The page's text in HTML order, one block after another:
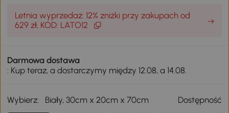
Letnia wyprzedaż: 12% zniżki przy zakupach od
629 zł, KOD: LATO12
Darmowa dostawa
: Kup teraz, a dostarczymy między 12.08, a 14.08.
Wybierz: Biały, 30cm x 20cm x 70cm Dostępność